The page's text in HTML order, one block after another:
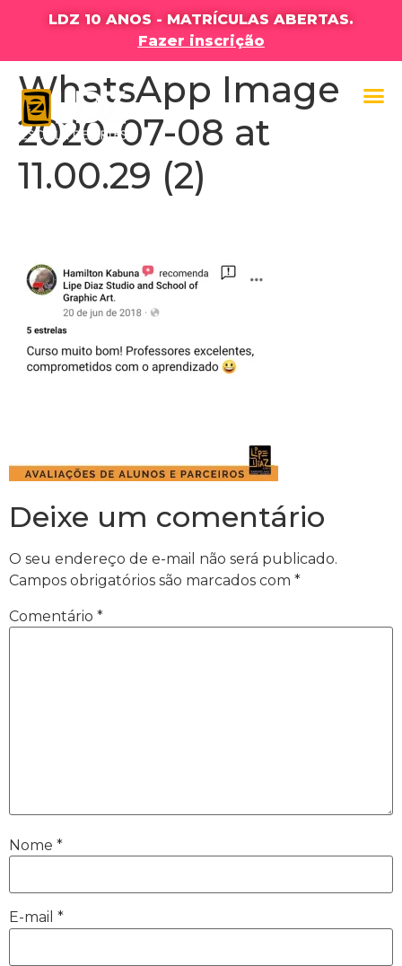
LDZ 10 ANOS - MATRÍCULAS ABERTAS.
Fazer inscrição
WhatsApp Image
2020-07-08 at
11.00.29 (2)
Deixe um comentário
O seu endereço de e-mail não será publicado.
Campos obrigatórios são marcados com *
Comentário *
Nome *
E-mail *